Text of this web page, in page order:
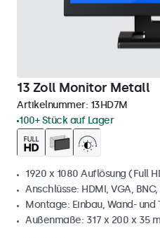
13 Zoll Monitor Metall
Artikelnummer: 13HD7M
100+ Stück auf Lager
1920 x 1080 Auflösung (Full
Anschlüsse: HDMI, VGA,
Montage: Einbau, Wand-
Außenmaße: 317 x 200 x 35